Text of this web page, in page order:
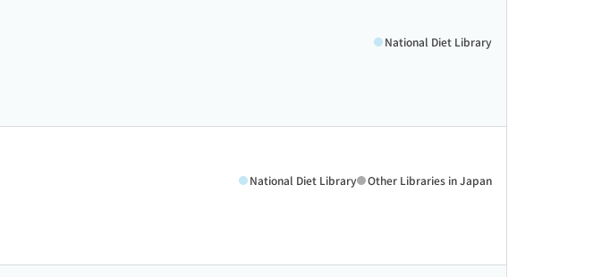
National Diet Library
National Diet Library Other Libraries in Japan